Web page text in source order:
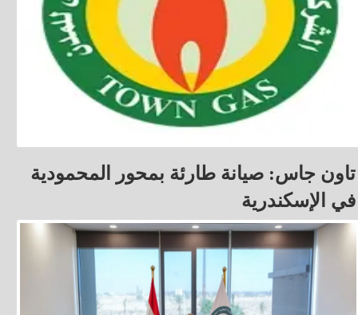
تاون جاس: صيانة طارئة بمحور المحمودية
في الإسكندرية